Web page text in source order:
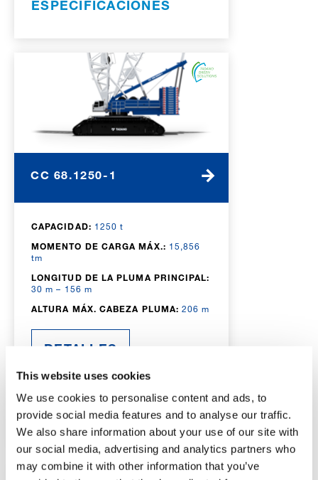
This website uses cookies
We use cookies to personalise content and ads, to
provide social media features and to analyse our traffic.
We also share information about your use of our site with
our social media, advertising and analytics partners who
may combine it with other information that you’ve
ESPECIFICACIONES
CC 68.1250-1
CAPACIDAD: 1250 t
MOMENTO DE CARGA MÁX.: 15,856
tm
LONGITUD DE LA PLUMA PRINCIPAL:
30 m – 156 m
ALTURA MÁX. CABEZA PLUMA: 206 m
DETALLES
ESPECIFICACIONES
BOOM BOOSTER